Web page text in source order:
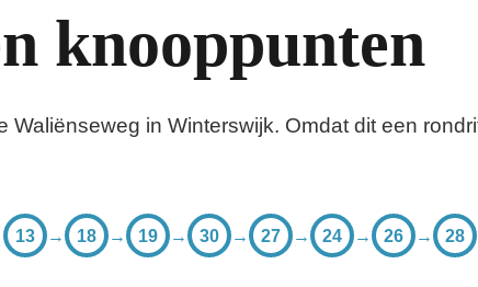
knooppunten
Waliënseweg in Winterswijk. Omdat dit een
13 → 18 → 19 → 30 → 27 → 24 → 26 → 28